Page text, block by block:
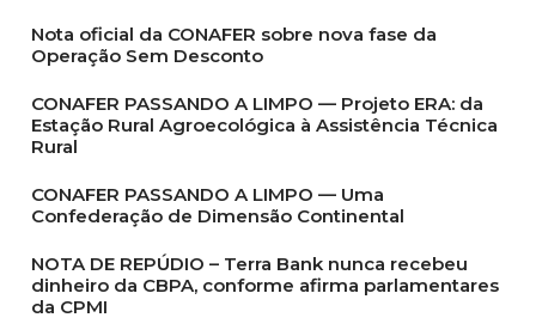
Nota oficial da CONAFER sobre nova fase da
Operação Sem Desconto
CONAFER PASSANDO A LIMPO — Projeto ERA: da
Estação Rural Agroecológica à Assistência Técnica
Rural
CONAFER PASSANDO A LIMPO — Uma
Confederação de Dimensão Continental
NOTA DE REPÚDIO – Terra Bank nunca recebeu
dinheiro da CBPA, conforme afirma parlamentares
da CPMI